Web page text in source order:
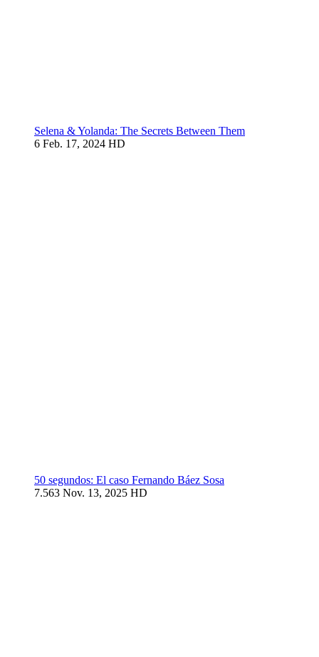
Selena & Yolanda: The Secrets Between Them
6 Feb. 17, 2024 HD
50 segundos: El caso Fernando Báez Sosa
7.563 Nov. 13, 2025 HD